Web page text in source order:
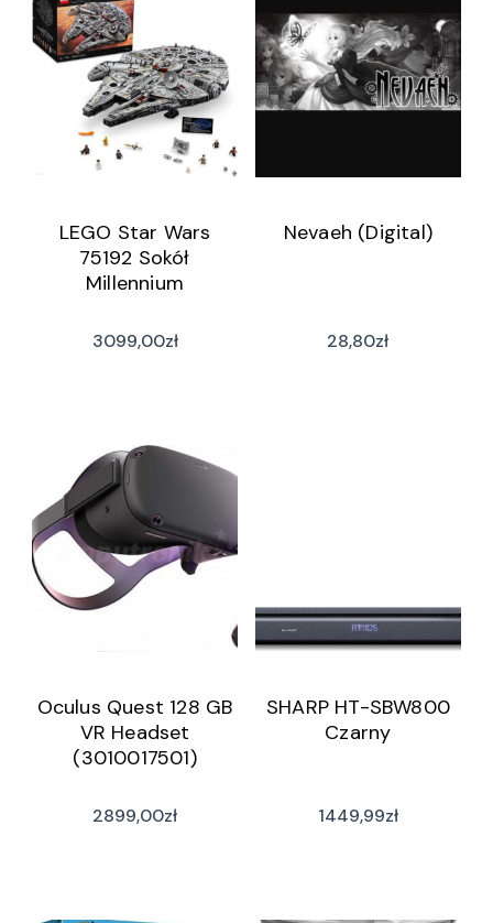
LEGO Star Wars
75192 Sokół
Millennium
3099,00zł
Nevaeh (Digital)
28,80zł
Oculus Quest 128 GB
VR Headset
(3010017501)
2899,00zł
SHARP HT-SBW800
Czarny
1449,99zł